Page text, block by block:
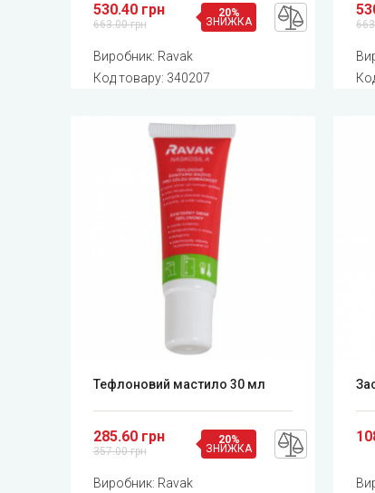
530.40 грн
663.00 грн
20%
ЗНИЖКА
Виробник: Ravak
Код товару: 340207
Тефлоновий мастило 30 мл
285.60 грн
357.00 грн
20%
ЗНИЖКА
Виробник: Ravak